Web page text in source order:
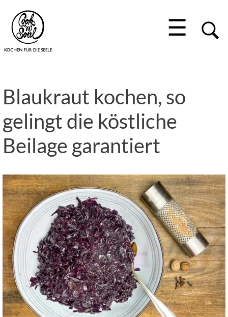
☰
Blaukraut kochen, so
gelingt die köstliche
Beilage garantiert